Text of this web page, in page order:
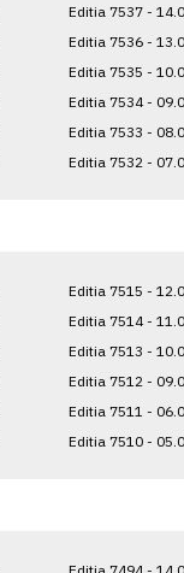
Editia 7537 -
Editia 7536 -
Editia 7535 -
Editia 7534 -
Editia 7533 -
Editia 7532 -
Editia 7515 -
Editia 7514 -
Editia 7513 -
Editia 7512 -
Editia 7511 -
Editia 7510 -
Editia 7494 -